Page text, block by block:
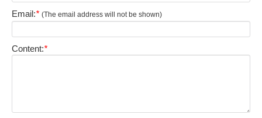
Email:* (The email address will not be shown)
Content:*